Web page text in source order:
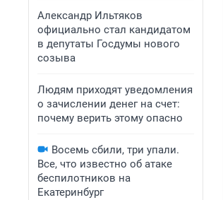
Александр Ильтяков
официально стал кандидатом
в депутаты Госдумы нового
созыва
Людям приходят уведомления
о зачислении денег на счет:
почему верить этому опасно
Восемь сбили, три упали.
Все, что известно об атаке
беспилотников на
Екатеринбург